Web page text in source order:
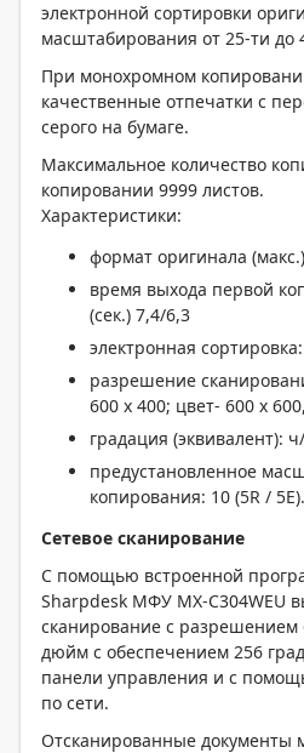
электронной сортировки
масштабирования от 25-ти до
При монохромном
качественные отпечатки с
серого на бумаге.
Максимальное количество
копировании 9999 листов.
Характеристики:
формат оригинала
время выхода первой
(сек.) 7,4/6,3
электронная
разрешение
600 x 400; цвет- 600 x
градация (эквивалент):
предустановленное
копирования: 10 (5R / 5E).
Сетевое сканирование
С помощью встроенной
Sharpdesk МФУ MX-C304WEU
сканирование с разрешением
дюйм с обеспечением 256
панели управления и с
по сети.
Отсканированные документы